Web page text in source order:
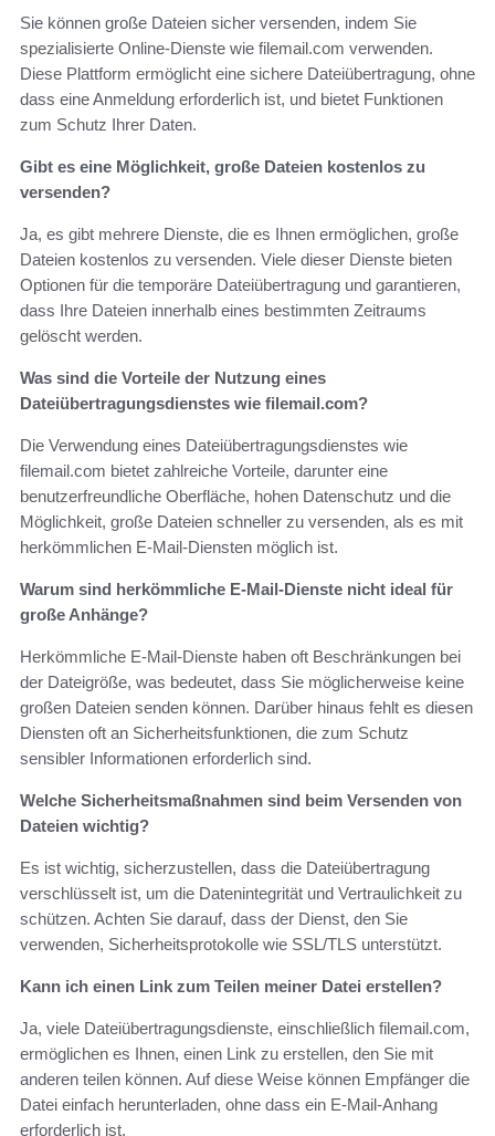
Sie können große Dateien sicher versenden, indem Sie
spezialisierte Online-Dienste wie filemail.com verwenden.
Diese Plattform ermöglicht eine sichere Dateiübertragung, ohne
dass eine Anmeldung erforderlich ist, und bietet Funktionen
zum Schutz Ihrer Daten.
Gibt es eine Möglichkeit, große Dateien kostenlos zu
versenden?
Ja, es gibt mehrere Dienste, die es Ihnen ermöglichen, große
Dateien kostenlos zu versenden. Viele dieser Dienste bieten
Optionen für die temporäre Dateiübertragung und garantieren,
dass Ihre Dateien innerhalb eines bestimmten Zeitraums
gelöscht werden.
Was sind die Vorteile der Nutzung eines
Dateiübertragungsdienstes wie filemail.com?
Die Verwendung eines Dateiübertragungsdienstes wie
filemail.com bietet zahlreiche Vorteile, darunter eine
benutzerfreundliche Oberfläche, hohen Datenschutz und die
Möglichkeit, große Dateien schneller zu versenden, als es mit
herkömmlichen E-Mail-Diensten möglich ist.
Warum sind herkömmliche E-Mail-Dienste nicht ideal für
große Anhänge?
Herkömmliche E-Mail-Dienste haben oft Beschränkungen bei
der Dateigröße, was bedeutet, dass Sie möglicherweise keine
großen Dateien senden können. Darüber hinaus fehlt es diesen
Diensten oft an Sicherheitsfunktionen, die zum Schutz
sensibler Informationen erforderlich sind.
Welche Sicherheitsmaßnahmen sind beim Versenden von
Dateien wichtig?
Es ist wichtig, sicherzustellen, dass die Dateiübertragung
verschlüsselt ist, um die Datenintegrität und Vertraulichkeit zu
schützen. Achten Sie darauf, dass der Dienst, den Sie
verwenden, Sicherheitsprotokolle wie SSL/TLS unterstützt.
Kann ich einen Link zum Teilen meiner Datei erstellen?
Ja, viele Dateiübertragungsdienste, einschließlich filemail.com,
ermöglichen es Ihnen, einen Link zu erstellen, den Sie mit
anderen teilen können. Auf diese Weise können Empfänger die
Datei einfach herunterladen, ohne dass ein E-Mail-Anhang
erforderlich ist.